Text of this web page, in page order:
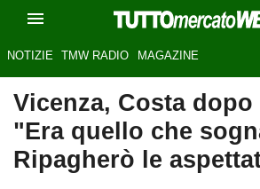
NOTIZIE TMW RADIO MAGAZINE
Vicenza, Costa
"Era quello che
Ripagherò le